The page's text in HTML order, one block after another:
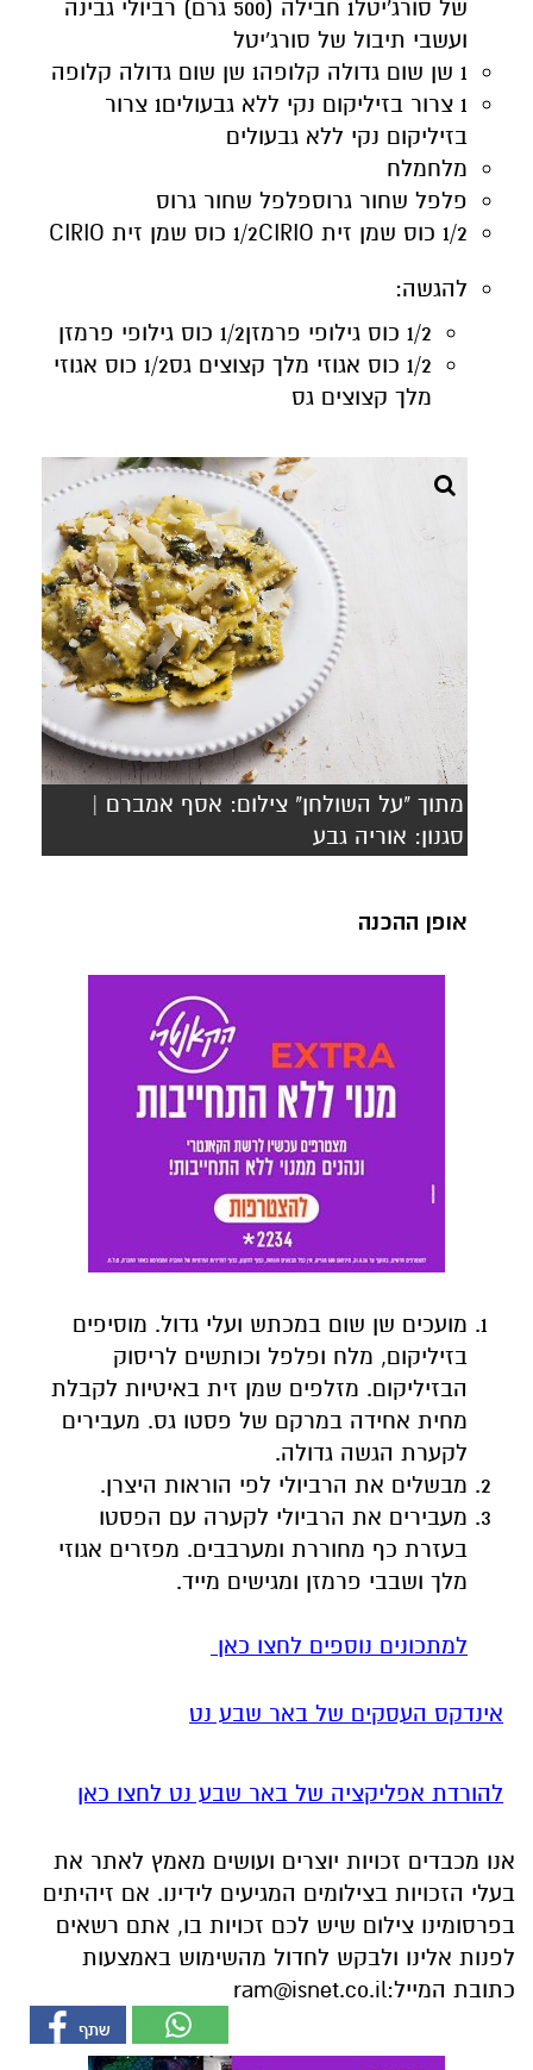
בזיליקום נקי ללא גבעולים
מלחמלח
פלפל שחור גרוספלפל שחור גרוס
להגשה:
1/2 כוס אגוזי מלך קצוצים גס
1/2 כוס אגוזי
מלך קצוצים גס
מתוך "על השולחן" צילום: אסף אמברם |
סגנון: אוריה גבע
אופן ההכנה
מועכים שן שום במכתש ועלי גדול. מוסיפים
בזיליקום, מלח ופלפל וכותשים לריסוק
הבזיליקום. מזלפים שמן זית באיטיות לקבלת
לקערת הגשה גדולה.
מבשלים את הרביולי לפי הוראות היצרן.
מעבירים את הרביולי לקערה עם הפסטו
בעזרת כף מחוררת ומערבבים. מפזרים אגוזי
מלך ושבבי פרמזן ומגישים מייד.
למתכונים נוספים לחצו כאן
אינדקס העסקים של באר שבע נט
בפרסומינו צילום שיש לכם זכויות בו, אתם רשאים
כתובת המייל:ram@isnet.co.il